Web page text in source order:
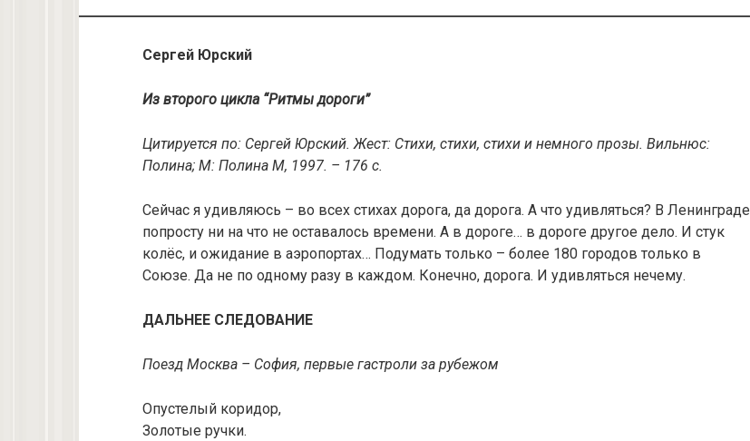
Сергей Юрский
Из второго цикла “Ритмы дороги”
Цитируется по: Сергей Юрский. Жест: Стихи, стихи, стихи и немного прозы. Вильнюс:
Полина; М: Полина М, 1997. – 176 с.
Сейчас я удивляюсь – во всех стихах дорога, да дорога. А что удивляться? В Ленинграде
попросту ни на что не оставалось времени. А в дороге… в дороге другое дело. И стук
колёс, и ожидание в аэропортах… Подумать только – более 180 городов только в
Союзе. Да не по одному разу в каждом. Конечно, дорога. И удивляться нечему.
ДАЛЬНЕЕ СЛЕДОВАНИЕ
Поезд Москва – София, первые гастроли за рубежом
Опустелый коридор,
Золотые ручки.